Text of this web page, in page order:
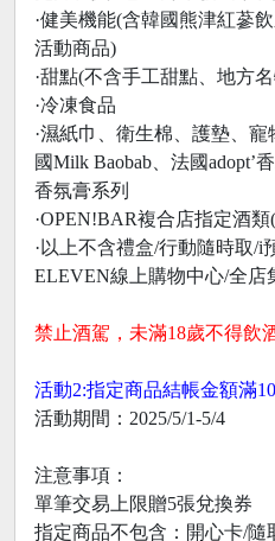
·健美機能(含韓國熊津紅蔘
活動商品)
·甜點(不含手工甜點、地方
·冷凍食品
·濕紙巾、衛生棉、護墊、
國Milk Baobab、法國adopt’
香氛膏系列
·OPEN!BAR複合店指定酒
·以上不含禮盒/行動隨時取/i
ELEVEN線上購物中心/全店
禁止酒駕，未滿18歲不得飲
活動2:指定商品結帳金額滿
活動期間：2025/5/1-5/4
注意事項：
單筆交易上限贈5張兌換券
指定商品不包含：開心卡/隨